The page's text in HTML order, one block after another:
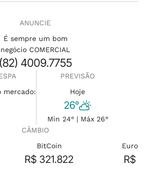
ANUNCIE
É sempre um bom
negócio COMERCIAL
(82) 4009.7755
mercado:
PREVISÃO
Hoje
26°
Min 24° | Máx 26°
CÂMBIO
BitCoin
R$ 321.822
Euro
R$